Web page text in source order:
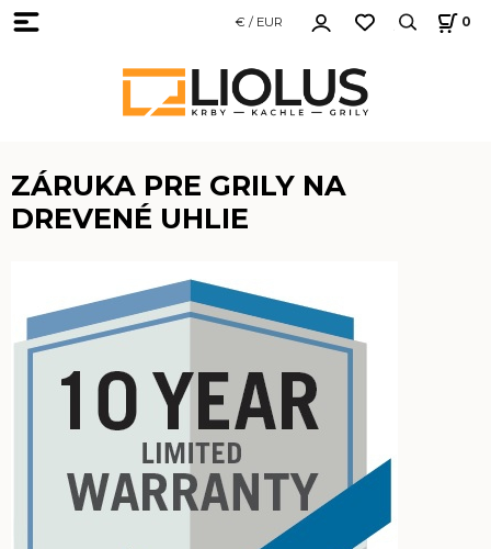
€ / EUR 0
ZÁRUKA PRE GRILY NA
DREVENÉ UHLIE